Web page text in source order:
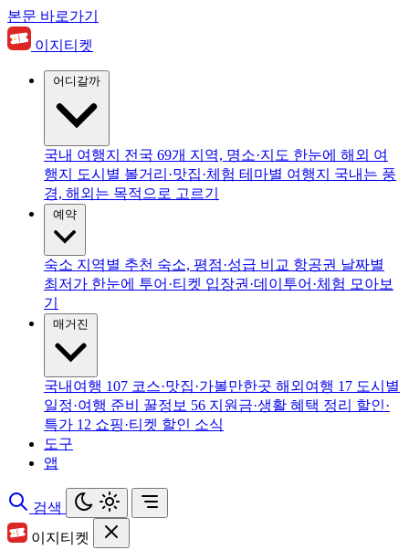
본문 바로가기
이지티켓
국내 여행지 전국 69개 지역, 명소·지도 한눈에 해외 여
행지
도시별 볼거리·맛집·체험 테마별 여행지
국내는 풍
경, 해외는 목적으로 고르기
숙소 지역별 추천 숙소, 평점·성급 비교 항공권 날짜별
최저가 한눈에 투어·티켓 입장권·데이투어·체험 모아보
기
국내여행 107 코스·맛집·가볼만한곳 해외여행 17 도시별
일정·여행 준비
꿀정보 56 지원금·생활 혜택 정리 할인·
특가 12 쇼핑·티켓 할인 소식
도구
앱
검색
이지티켓